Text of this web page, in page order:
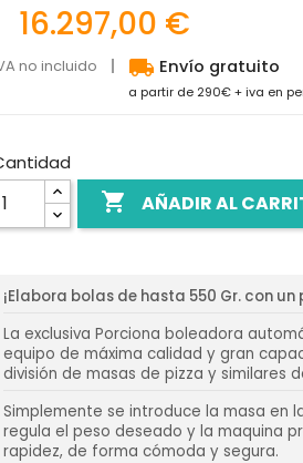
16.297,00 €
no incluido local_shipping Envío gratuito
a partir de 290€ + iva en
 AÑADIR AL
¡Elabora bolas de hasta 550 Gr. con
La exclusiva Porciona boleadora
equipo de máxima calidad y gran
división de masas de pizza y similares
Simplemente se introduce la masa en
regula el peso deseado y la maquina
rapidez, de forma cómoda y segura.